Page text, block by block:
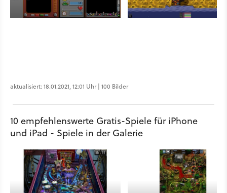
aktualisiert: 18.01.2021, 12:01 Uhr | 100 Bilder
10 empfehlenswerte Gratis-Spiele für iPhone
und iPad - Spiele in der Galerie